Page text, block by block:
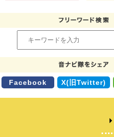
Facebook X(旧Twitter)